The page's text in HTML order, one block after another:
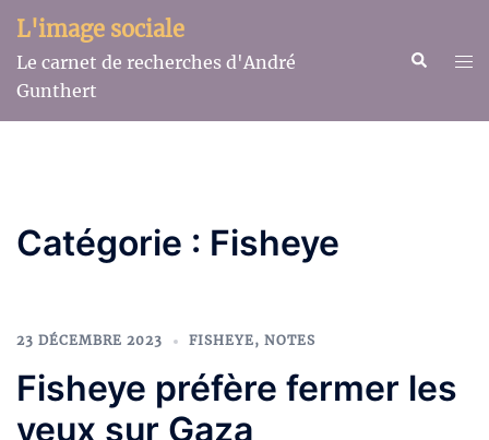
Aller
au
contenu
L'image sociale
Le carnet de recherches d'André
Gunthert
Catégorie : Fisheye
23 DÉCEMBRE 2023 FISHEYE, NOTES
Fisheye préfère fermer les
yeux sur Gaza